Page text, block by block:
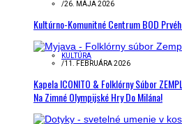
/26. MÁJA 2026
Kultúrno-Komunitné Centrum BOD
KULTÚRA
/11. FEBRUÁRA 2026
Kapela ICONITO & Folklórny Súbor
Na Zimné Olympijské Hry Do Milána!